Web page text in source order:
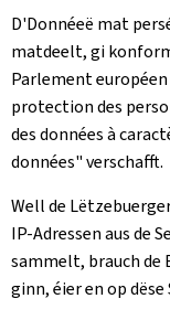
D'Donnéeë mat
matdeelt, gi
Parlement
protection des
des données à
données" verschafft.
Well de
IP-Adressen aus de
sammelt, brauch de
ginn, éier en op dëse